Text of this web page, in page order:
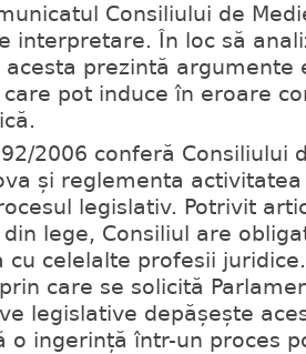
Consiliului de
interpretare. În loc să
acesta prezintă argumente
pot induce în eroare
2006 conferă Consiliului
și reglementa
legislativ. Potrivit
lege, Consiliul are
cu celelalte profesii
care se solicită
legislative depășește
o ingerință într-un proces